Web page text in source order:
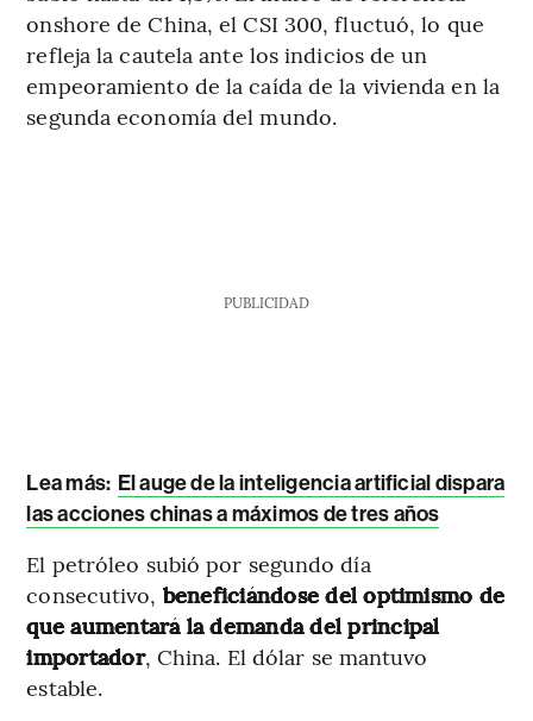
onshore de China, el CSI 300, fluctuó, lo que
refleja la cautela ante los indicios de un
empeoramiento de la caída de la vivienda en la
segunda economía del mundo.
PUBLICIDAD
Lea más: El auge de la inteligencia artificial dispara
las acciones chinas a máximos de tres años
El petróleo subió por segundo día
consecutivo, beneficiándose del optimismo de
que aumentará la demanda del principal
importador, China. El dólar se mantuvo
estable.